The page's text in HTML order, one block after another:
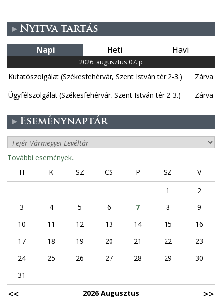
Nyitva tartás
Napi Heti Havi
2026. augusztus 07. p
Kutatószolgálat (Székesfehérvár, Szent István tér 2-3.)
Zárva
Ügyfélszolgálat (Székesfehérvár, Szent István tér 2-3.)
Zárva
Eseménynaptár
További események..
H
K SZ CS P SZ
V
1
2
3
4 5 6 7 8
9
10
11 12 13 14 15
16
17
18 19 20 21 22
23
24
25 26 27 28 29
30
31
2026 Augusztus